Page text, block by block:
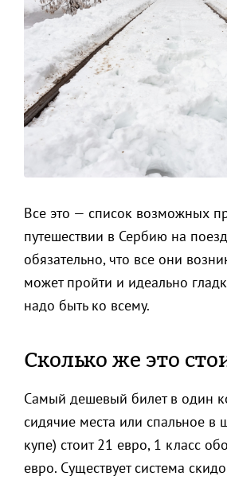
Все это — список возможных
путешествии в Сербию на
обязательно, что все они
может пройти и идеально
надо быть ко всему.
Сколько же это
Самый дешевый билет в один
сидячие места или спальное в
купе) стоит 21 евро, 1 класс
евро. Существует система